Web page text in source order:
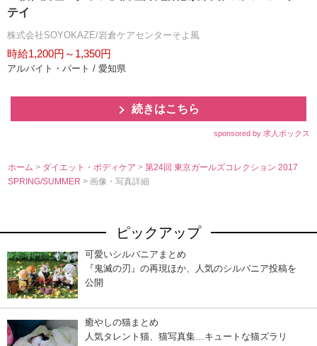
テイ
株式会社SOYOKAZE/岩倉ケアセンターそよ風
時給1,200円～1,350円
アルバイト・パート / 愛知県
続きはこちら
sponsored by 求人ボックス
ホーム > ダイエット・ボディケア>第24回 東京ガールズコレクション 2017
SPRING/SUMMER> 画像・写真詳細
ピックアップ
可愛いシルバニアまとめ
『鬼滅の刃』の再現ほか、人気のシルバニア投稿を
公開
癒やしの猫まとめ
人気タレント猫、猫写真集…キュートな猫ズラリ